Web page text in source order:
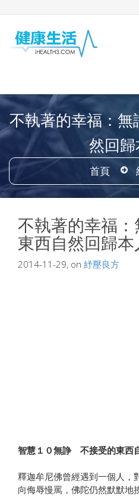
不執著的幸福：無
然回歸
首頁
不執著的幸福
東西自然回歸本
2014-11-29, on 紓壓良方
智慧１０無諍 不接受的東西
釋迦牟尼佛曾經遇到一個人，
向侮辱慢罵，佛陀仍然默默地